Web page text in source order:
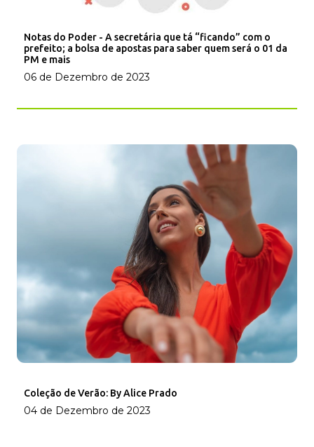
Notas do Poder - A secretária que tá “ficando” com o
prefeito; a bolsa de apostas para saber quem será o 01 da
PM e mais
06 de Dezembro de 2023
Coleção de Verão: By Alice Prado
04 de Dezembro de 2023